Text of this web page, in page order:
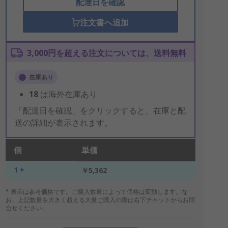
注文書へ追加
3,000円を超える注文については、送料無料
在庫あり
18 は海外在庫あり
「配達日を確認」をクリックすると、在庫と配
送の詳細が表示されます。
個 単価
1 + ￥5,362
* 表示は参考価格です。ご購入数量によって価格は変動します。な
お、上記数量を大きく超える大量ご購入の際は右下チャットからお問
合せください。